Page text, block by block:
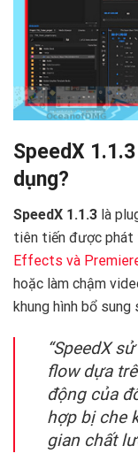
SpeedX
dụng?
SpeedX 1.1.3 là
tiên tiến được phát
Effects và
hoặc làm chậm
khung hình bổ sung
“SpeedX
flow dựa
động của
hợp bị che
gian chất